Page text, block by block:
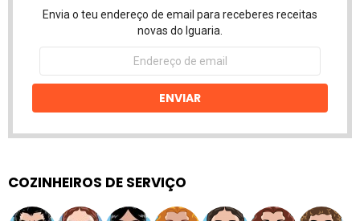
Envia o teu endereço de email para receberes receitas
novas do Iguaria.
Endereço
email
ENVIAR
COZINHEIROS DE SERVIÇO